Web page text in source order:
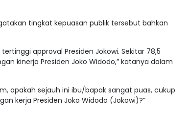
tingkat kepuasan publik tersebut bahkan
approval Presiden Jokowi. Sekitar 78,5
kinerja Presiden Joko Widodo,” katanya dalam
apakah sejauh ini ibu/bapak sangat puas, cukup
kerja Presiden Joko Widodo (Jokowi)?”